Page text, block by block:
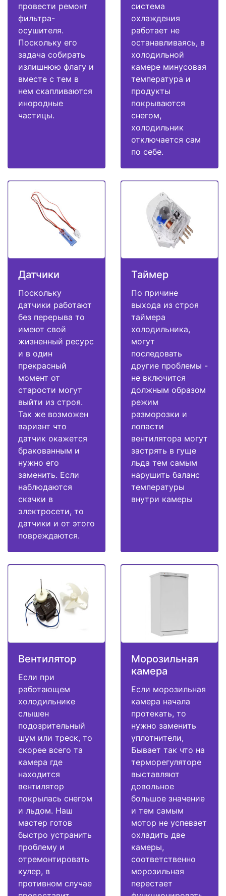
провести ремонт
фильтра-
осушителя.
Поскольку его
задача собирать
излишнюю флагу и
вместе с тем в
нем скапливаются
инородные
частицы.
система
охлаждения
работает не
останавливаясь, в
холодильной
камере минусовая
температура и
продукты
покрываются
снегом,
холодильник
отключается сам
по себе.
Датчики
Поскольку
датчики работают
без перерыва то
имеют свой
жизненный ресурс
и в один
прекрасный
момент от
старости могут
выйти из строя.
Так же возможен
вариант что
датчик окажется
бракованным и
нужно его
заменить. Если
наблюдаются
скачки в
электросети, то
датчики и от этого
повреждаются.
Таймер
По причине
выхода из строя
таймера
холодильника,
могут
последовать
другие проблемы -
не включится
должным образом
режим
разморозки и
лопасти
вентилятора могут
застрять в гуще
льда тем самым
нарушить баланс
температуры
внутри камеры
Вентилятор
Если при
работающем
холодильнике
слышен
подозрительный
шум или треск, то
скорее всего та
камера где
находится
вентилятор
покрылась снегом
и льдом. Наш
мастер готов
быстро устранить
проблему и
отремонтировать
кулер, в
противном случае
Морозильная
камера
Если морозильная
камера начала
протекать, то
нужно заменить
уплотнители,
Бывает так что на
терморегуляторе
выставляют
довольное
большое значение
и тем самым
мотор не успевает
охладить две
камеры,
соответственно
морозильная
перестает